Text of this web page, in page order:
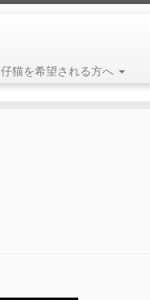
仔猫を希望される方へ